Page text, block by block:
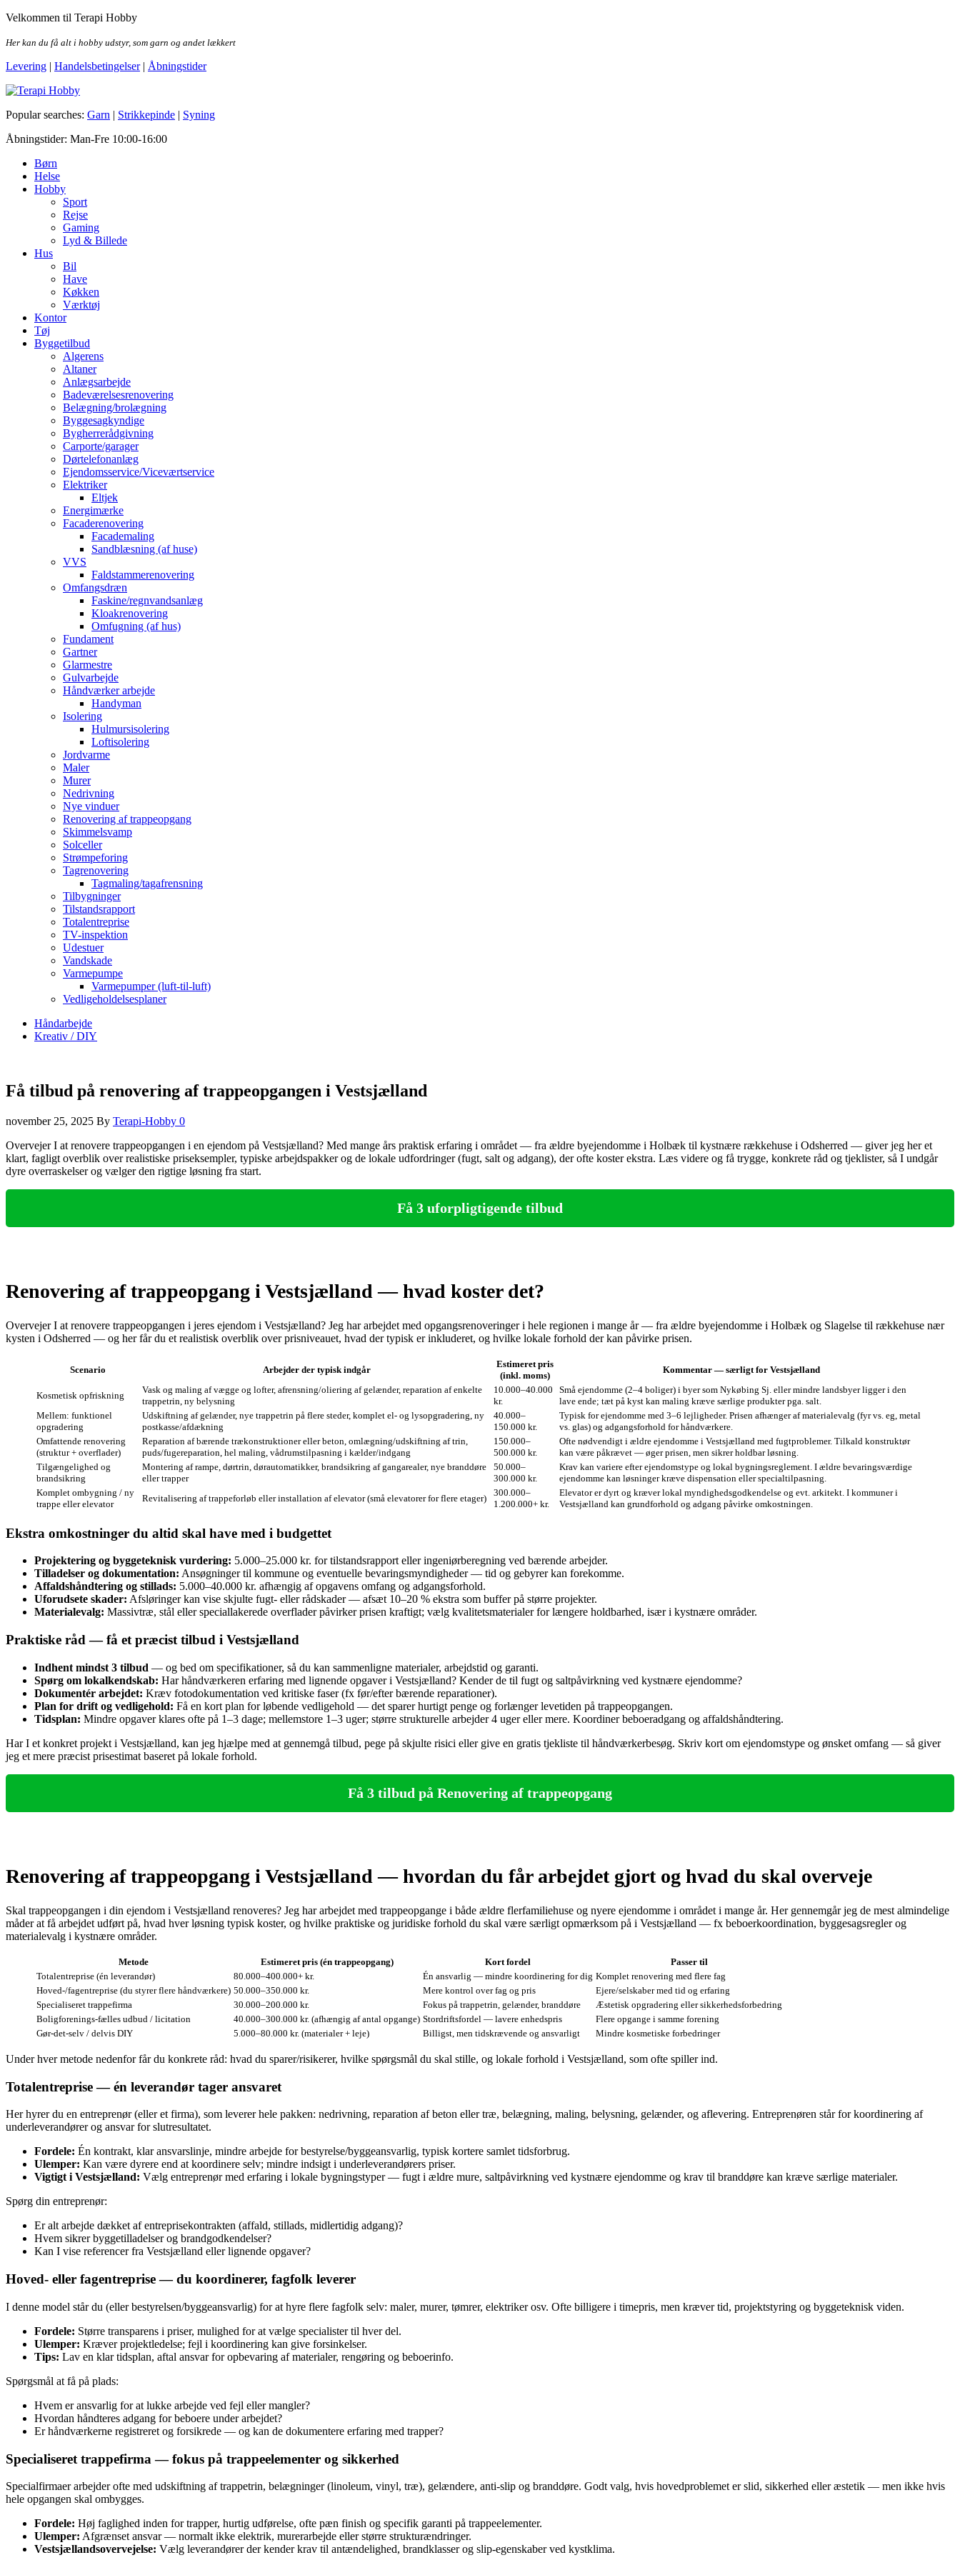
Skip
the
Velkommen til Terapi Hobby
Her kan du få alt i hobby udstyr, som garn og andet lækkert
Levering | Handelsbetingelser| Åbningstider
Terapi Hobby
Popular searches: Garn | Strikkepinde | Syning
Åbningstider: Man-Fre 10:00-16:00
Børn
Helse
Hobby
Sport
Rejse
Gaming
Lyd & Billede
Hus
Bil
Have
Køkken
Værktøj
Kontor
Tøj
Byggetilbud
Algerens
Altaner
Anlægsarbejde
Badeværelsesrenovering
Belægning/brolægning
Byggesagkyndige
Bygherrerådgivning
Carporte/garager
Dørtelefonanlæg
Ejendomsservice/Viceværtservice
Elektriker
Eltjek
Energimærke
Facaderenovering
Facademaling
Sandblæsning (af huse)
VVS
Faldstammerenovering
Omfangsdræn
Faskine/regnvandsanlæg
Kloakrenovering
Omfugning (af hus)
Fundament
Gartner
Glarmestre
Gulvarbejde
Håndværker arbejde
Handyman
Isolering
Hulmursisolering
Loftisolering
Jordvarme
Maler
Murer
Nedrivning
Nye vinduer
Renovering af trappeopgang
Skimmelsvamp
Solceller
Strømpeforing
Tagrenovering
Tagmaling/tagafrensning
Tilbygninger
Tilstandsrapport
Totalentreprise
TV-inspektion
Udestuer
Vandskade
Varmepumpe
Varmepumper (luft-til-luft)
Vedligeholdelsesplaner
Håndarbejde
Kreativ / DIY
Få tilbud på renovering af trappeopgangen i Vestsjælland
november 25, 2025 By Terapi-Hobby 0
Overvejer I at renovere trappeopgangen i en ejendom på Vestsjælland? Med mange års praktisk erfaring i området — fra ældre byejendomme i Holbæk til kystnære rækkehuse i Odsherred — giver jeg her et
klart, fagligt overblik over realistiske priseksempler, typiske arbejdspakker og de lokale udfordringer (fugt, salt og adgang), der ofte koster ekstra. Læs videre og få trygge, konkrete råd og tjeklister, så I undgår
dyre overraskelser og vælger den rigtige løsning fra start.
Få 3 uforpligtigende tilbud
Renovering af trappeopgang i Vestsjælland — hvad koster det?
Overvejer I at renovere trappeopgangen i jeres ejendom i Vestsjælland? Jeg har arbejdet med opgangsrenoveringer i hele regionen i mange år — fra ældre byejendomme i Holbæk og Slagelse til rækkehuse nær
kysten i Odsherred — og her får du et realistisk overblik over prisniveauet, hvad der typisk er inkluderet, og hvilke lokale forhold der kan påvirke prisen.
Scenario Arbejder der typisk indgår
Estimeret pris
(inkl. moms)
Kommentar — særligt for Vestsjælland
Kosmetisk opfriskning
Vask og maling af vægge og lofter, afrensning/oliering af gelænder, reparation af enkelte
trappetrin, ny belysning
10.000–40.000
kr.
Små ejendomme (2–4 boliger) i byer som Nykøbing Sj. eller mindre landsbyer ligger i den
lave ende; tæt på kyst kan maling kræve særlige produkter pga. salt.
Mellem: funktionel
opgradering
Udskiftning af gelænder, nye trappetrin på flere steder, komplet el- og lysopgradering, ny
postkasse/afdækning
40.000–
150.000 kr.
Typisk for ejendomme med 3–6 lejligheder. Prisen afhænger af materialevalg (fyr vs. eg, metal
vs. glas) og adgangsforhold for håndværkere.
Omfattende renovering
(struktur + overflader)
Reparation af bærende trækonstruktioner eller beton, omlægning/udskiftning af trin,
puds/fugereparation, hel maling, vådrumstilpasning i kælder/indgang
150.000–
500.000 kr.
Ofte nødvendigt i ældre ejendomme i Vestsjælland med fugtproblemer. Tilkald konstruktør
kan være påkrævet — øger prisen, men sikrer holdbar løsning.
Tilgængelighed og
brandsikring
Montering af rampe, dørtrin, dørautomatikker, brandsikring af gangarealer, nye branddøre
eller trapper
50.000–
300.000 kr.
Krav kan variere efter ejendomstype og lokal bygningsreglement. I ældre bevaringsværdige
ejendomme kan løsninger kræve dispensation eller specialtilpasning.
Komplet ombygning / ny
trappe eller elevator
Revitalisering af trappeforløb eller installation af elevator (små elevatorer for flere etager)
300.000–
1.200.000+ kr.
Elevator er dyrt og kræver lokal myndighedsgodkendelse og evt. arkitekt. I kommuner i
Vestsjælland kan grundforhold og adgang påvirke omkostningen.
Ekstra omkostninger du altid skal have med i budgettet
Projektering og byggeteknisk vurdering: 5.000–25.000 kr. for tilstandsrapport eller ingeniørberegning ved bærende arbejder.
Tilladelser og dokumentation: Ansøgninger til kommune og eventuelle bevaringsmyndigheder — tid og gebyrer kan forekomme.
Affaldshåndtering og stillads: 5.000–40.000 kr. afhængig af opgavens omfang og adgangsforhold.
Uforudsete skader: Afsløringer kan vise skjulte fugt- eller rådskader — afsæt 10–20 % ekstra som buffer på større projekter.
Materialevalg: Massivtræ, stål eller speciallakerede overflader påvirker prisen kraftigt; vælg kvalitetsmaterialer for længere holdbarhed, især i kystnære områder.
Praktiske råd — få et præcist tilbud i Vestsjælland
Indhent mindst 3 tilbud — og bed om specifikationer, så du kan sammenligne materialer, arbejdstid og garanti.
Spørg om lokalkendskab: Har håndværkeren erfaring med lignende opgaver i Vestsjælland? Kender de til fugt og saltpåvirkning ved kystnære ejendomme?
Dokumentér arbejdet: Kræv fotodokumentation ved kritiske faser (fx før/efter bærende reparationer).
Plan for drift og vedligehold: Få en kort plan for løbende vedligehold — det sparer hurtigt penge og forlænger levetiden på trappeopgangen.
Tidsplan: Mindre opgaver klares ofte på 1–3 dage; mellemstore 1–3 uger; større strukturelle arbejder 4 uger eller mere. Koordiner beboeradgang og affaldshåndtering.
Har I et konkret projekt i Vestsjælland, kan jeg hjælpe med at gennemgå tilbud, pege på skjulte risici eller give en gratis tjekliste til håndværkerbesøg. Skriv kort om ejendomstype og ønsket omfang — så giver
jeg et mere præcist prisestimat baseret på lokale forhold.
Få 3 tilbud på Renovering af trappeopgang
Renovering af trappeopgang i Vestsjælland — hvordan du får arbejdet gjort og hvad du skal overveje
Skal trappeopgangen i din ejendom i Vestsjælland renoveres? Jeg har arbejdet med trappeopgange i både ældre flerfamiliehuse og nyere ejendomme i området i mange år. Her gennemgår jeg de mest almindelige
måder at få arbejdet udført på, hvad hver løsning typisk koster, og hvilke praktiske og juridiske forhold du skal være særligt opmærksom på i Vestsjælland — fx beboerkoordination, byggesagsregler og
materialevalg i kystnære områder.
Metode Estimeret pris (én trappeopgang) Kort fordel
Passer til
Totalentreprise (én leverandør)
80.000–400.000+ kr. Én ansvarlig — mindre koordinering for dig Komplet renovering med flere fag
Hoved‑/fagentreprise (du styrer flere håndværkere) 50.000–350.000 kr. Mere kontrol over fag og pris
Ejere/selskaber med tid og erfaring
Specialiseret trappefirma
30.000–200.000 kr. Fokus på trappetrin, gelænder, branddøre
Æstetisk opgradering eller sikkerhedsforbedring
Boligforenings‑fælles udbud / licitation
40.000–300.000 kr. (afhængig af antal opgange) Stordriftsfordel — lavere enhedspris
Flere opgange i samme forening
Gør‑det‑selv / delvis DIY
5.000–80.000 kr. (materialer + leje) Billigst, men tidskrævende og ansvarligt Mindre kosmetiske forbedringer
Under hver metode nedenfor får du konkrete råd: hvad du sparer/risikerer, hvilke spørgsmål du skal stille, og lokale forhold i Vestsjælland, som ofte spiller ind.
Totalentreprise — én leverandør tager ansvaret
Her hyrer du en entreprenør (eller et firma), som leverer hele pakken: nedrivning, reparation af beton eller træ, belægning, maling, belysning, gelænder, og aflevering. Entreprenøren står for koordinering af
underleverandører og ansvar for slutresultatet.
Fordele: Én kontrakt, klar ansvarslinje, mindre arbejde for bestyrelse/byggeansvarlig, typisk kortere samlet tidsforbrug.
Ulemper: Kan være dyrere end at koordinere selv; mindre indsigt i underleverandørers priser.
Vigtigt i Vestsjælland: Vælg entreprenør med erfaring i lokale bygningstyper — fugt i ældre mure, saltpåvirkning ved kystnære ejendomme og krav til branddøre kan kræve særlige materialer.
Spørg din entreprenør:
Er alt arbejde dækket af entreprisekontrakten (affald, stillads, midlertidig adgang)?
Hvem sikrer byggetilladelser og brandgodkendelser?
Kan I vise referencer fra Vestsjælland eller lignende opgaver?
Hoved‑ eller fagentreprise — du koordinerer, fagfolk leverer
I denne model står du (eller bestyrelsen/byggeansvarlig) for at hyre flere fagfolk selv: maler, murer, tømrer, elektriker osv. Ofte billigere i timepris, men kræver tid, projektstyring og byggeteknisk viden.
Fordele: Større transparens i priser, mulighed for at vælge specialister til hver del.
Ulemper: Kræver projektledelse; fejl i koordinering kan give forsinkelser.
Tips: Lav en klar tidsplan, aftal ansvar for opbevaring af materialer, rengøring og beboerinfo.
Spørgsmål at få på plads:
Hvem er ansvarlig for at lukke arbejde ved fejl eller mangler?
Hvordan håndteres adgang for beboere under arbejdet?
Er håndværkerne registreret og forsikrede — og kan de dokumentere erfaring med trapper?
Specialiseret trappefirma — fokus på trappeelementer og sikkerhed
Specialfirmaer arbejder ofte med udskiftning af trappetrin, belægninger (linoleum, vinyl, træ), gelændere, anti‑slip og branddøre. Godt valg, hvis hovedproblemet er slid, sikkerhed eller æstetik — men ikke hvis
hele opgangen skal ombygges.
Fordele: Høj faglighed inden for trapper, hurtig udførelse, ofte pæn finish og specifik garanti på trappeelementer.
Ulemper: Afgrænset ansvar — normalt ikke elektrik, murerarbejde eller større strukturændringer.
Vestsjællandsovervejelse: Vælg leverandører der kender krav til antændelighed, brandklasser og slip‑egenskaber ved kystklima.